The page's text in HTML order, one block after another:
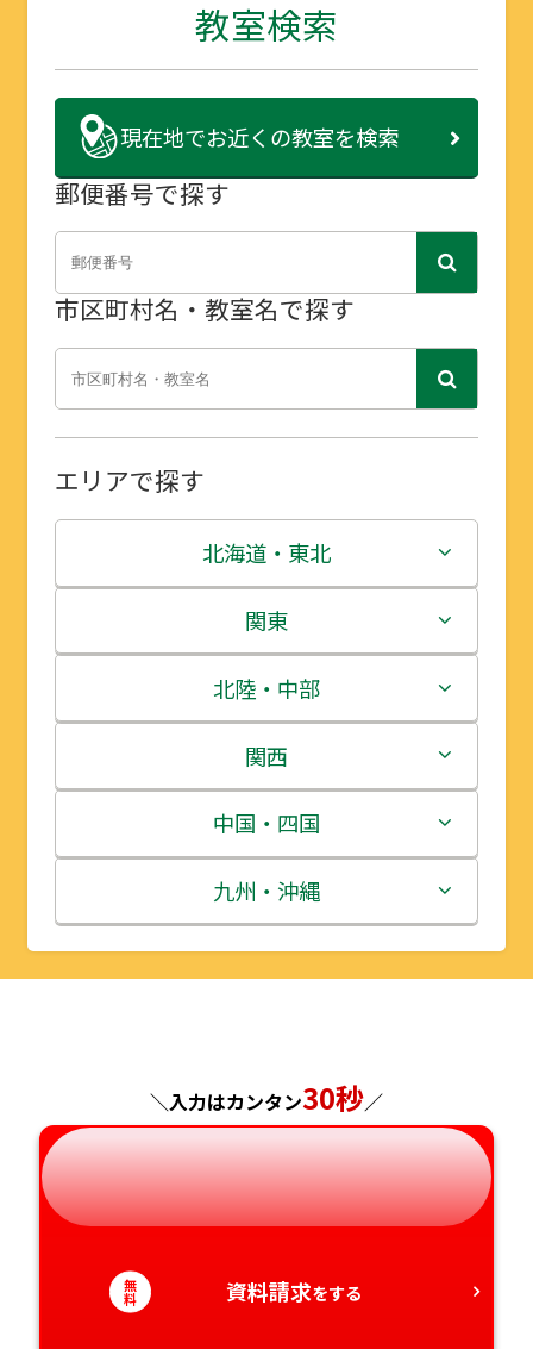
教室検索
現在地でお近くの教室を検索
郵便番号で探す
市区町村名・教室名で探す
エリアで探す
北海道・東北
北海道
青森県
岩手県
宮城県
秋田県
山形県
関東
茨城県
栃木県
群馬県
埼玉県
千葉県
神奈川県
北陸・中部
新潟県
富山県
石川県
福井県
岐阜県
静岡県
愛知県
関西
三重県
滋賀県
京都府
兵庫県
奈良県
和歌山県
中国・四国
鳥取県
島根県
広島県
山口県
徳島県
香川県
九州・沖縄
福岡県
長崎県
熊本県
大分県
宮崎県
＼入力はカンタン30秒／
無
料 資料請求をする